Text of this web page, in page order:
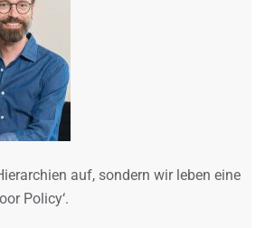
auf, sondern wir leben eine
Policy‘.